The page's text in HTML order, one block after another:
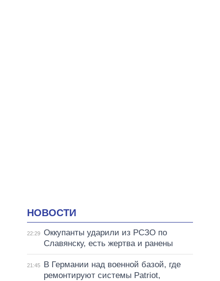
НОВОСТИ
22:29 Оккупанты ударили из РСЗО по
Славянску, есть жертва и ранены
21:45
В Германии над военной базой, где
ремонтируют системы Patriot,